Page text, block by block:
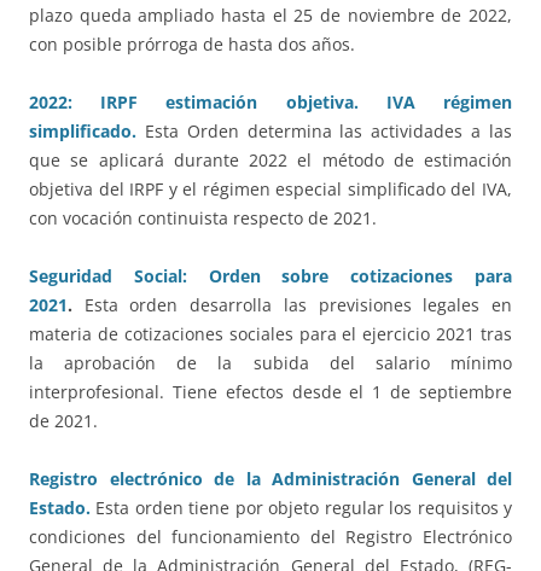
plazo queda ampliado hasta el 25 de noviembre de 2022,
con posible prórroga de hasta dos años.
2022: IRPF estimación objetiva. IVA régimen
simplificado. Esta Orden determina las actividades a las
que se aplicará durante 2022 el método de estimación
objetiva del IRPF y el régimen especial simplificado del IVA,
con vocación continuista respecto de 2021.
Seguridad Social: Orden sobre cotizaciones para
2021. Esta orden desarrolla las previsiones legales en
materia de cotizaciones sociales para el ejercicio 2021 tras
la aprobación de la subida del salario mínimo
interprofesional. Tiene efectos desde el 1 de septiembre
de 2021.
Registro electrónico de la Administración General del
Estado. Esta orden tiene por objeto regular los requisitos y
condiciones del funcionamiento del Registro Electrónico
General de la Administración General del Estado, (REG-